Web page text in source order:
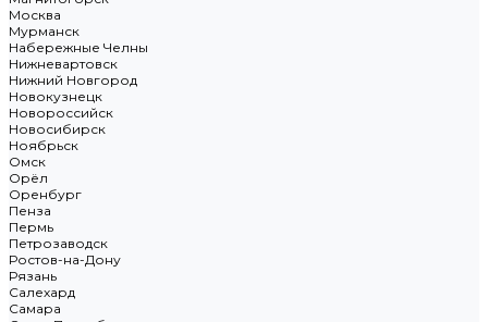
Москва
Мурманск
Набережные Челны
Нижневартовск
Нижний Новгород
Новокузнецк
Новороссийск
Новосибирск
Ноябрьск
Омск
Орёл
Оренбург
Пенза
Пермь
Петрозаводск
Ростов-на-Дону
Рязань
Салехард
Самара